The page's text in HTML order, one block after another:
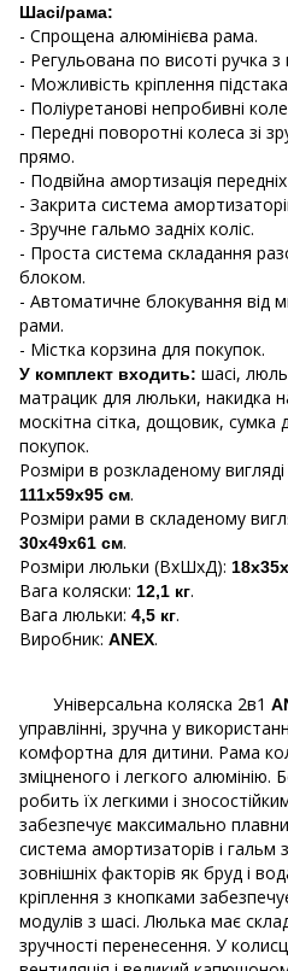
Шасі/рама:
- Спрощена алюмінієва рама.
- Регульована по висоті ручка з
- Можливість кріплення
- Поліуретанові непробивні
- Передні поворотні колеса зі
прямо.
- Подвійна амортизація передніх
- Закрита система
- Зручне гальмо задніх коліс.
- Проста система складання
блоком.
- Автоматичне блокування від
рами.
- Містка корзина для покупок.
У комплект входить: шасі,
матрацик для люльки, накидка
москітна сітка, дощовик,
покупок.
Розміри в розкладеному
111x59х95 см.
Розміри рами в складеному
30x49х61 см.
Розміри люльки (ВхШхД):
Вага коляски: 12,1 кг.
Вага люльки: 4,5 кг.
Виробник: ANEX.
Універсальна коляска 2в1
управлінні, зручна у
комфортна для дитини. Рама
зміцненого і легкого алюмінію.
робить їх легкими і
забезпечує максимально
система амортизаторів і гальм
зовнішніх факторів як бруд і
кріплення з кнопками
модулів з шасі. Люлька має
зручності перенесення. У